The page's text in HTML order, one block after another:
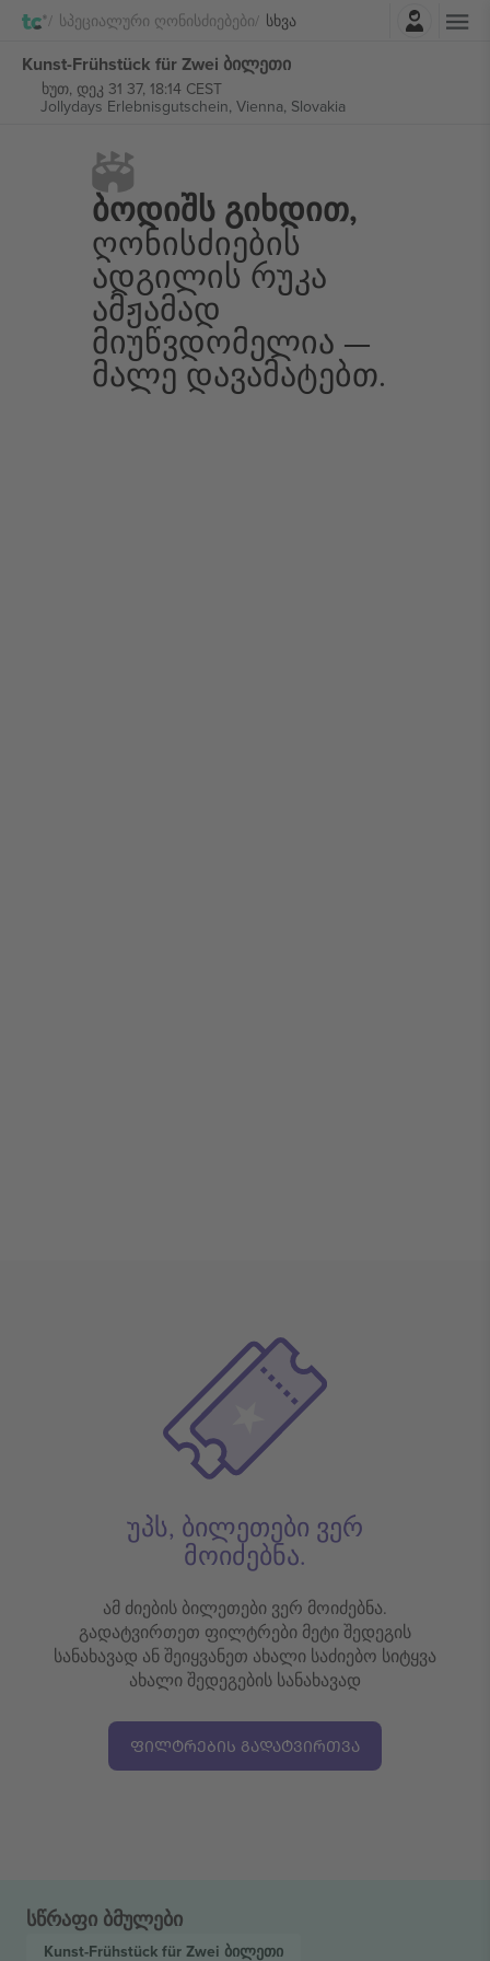
Სპეციალური Ღონისძიებები Სხვა
შესვლა
Kunst-Frühstück für Zwei ბილეთი
ხუთ, დეკ 31 37, 18:14 CEST
Jollydays Erlebnisgutschein, Vienna, Slovakia
Ბოდიშს Გიხდით,
Ღონისძიების
Ადგილის Რუკა
Ამჟამად
Მიუწვდომელია —
Მალე Დავამატებთ.
უპს, ბილეთები ვერ
მოიძებნა.
ამ ძიების ბილეთები ვერ მოიძებნა.
გადატვირთეთ ფილტრები მეტი შედეგის
სანახავად ან შეიყვანეთ ახალი საძიებო სიტყვა
ახალი შედეგების სანახავად
ᲤᲘᲚᲢᲠᲔᲑᲘᲡ ᲒᲐᲓᲐᲢᲕᲘᲠᲗᲕᲐ
სწრაფი ბმულები
Kunst-Frühstück für Zwei ბილეთი